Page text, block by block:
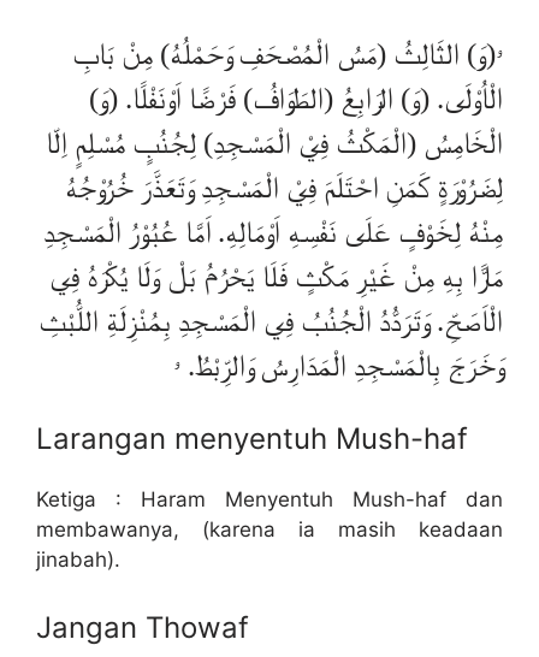
ۥ(وَ) الثَالِثُ (مَسُ الْمُصْحَفِ وَحَمْلُهُ) مِنْ بَابِ
الْاُوْلَى. (وَ) الرَابِعُ (الطَوَافُ) فَرْضًا اَوْنَفْلًا. (وَ)
الْخَامِسُ (الْمَكْثُ فِيْ الْمَسْجِدِ) لِجُنُبٍ مُسْلِمٍ اِلّا
لِضَرُوْرَةٍ كَمَنِ احْتَلَمَ فِيْ الْمَسْجِدِ وَتَعَذَّرَ خُرُوْجُهُ
مِنْهُ لِخَوْفٍ عَلَى نَفْسِهِ اَوْمَالِهِ. اَمَّا عُبُوْرُ الْمَسْجِدِ
مَارًّا بِهِ مِنْ غَيْرِ مَكْثٍ فَلَا يَحْرُمُ بَلْ وَلَا يُكْرَهُ فِي
الْاَصَحِّ. وَتَرَدُّدُ الْجُنُبُ فِي الْمَسْجِدِ بِمُنْزِلَةِ اللُّبْثِ
وَخَرَجَ بِالْمَسْجِدِ الْمَدَارِسُ وَالرِّبْطُ. ۥ
Larangan menyentuh Mush-haf
Ketiga : Haram Menyentuh Mush-haf dan
membawanya, (karena ia masih keadaan
jinabah).
Jangan Thowaf